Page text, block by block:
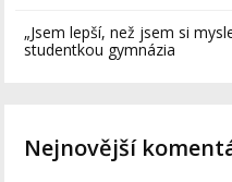
„Jsem lepší, než jsem si
studentkou gymnázia
Nejnovější